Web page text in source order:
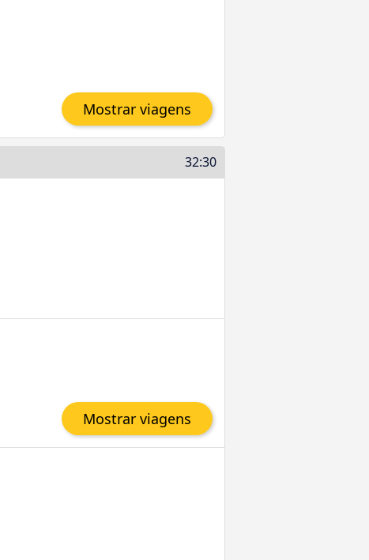
Mostrar viagens
32:30
Mostrar viagens